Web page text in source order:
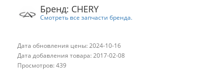
Бренд: CHERY
Смотреть все запчасти бренда.
Дата обновления цены: 2024-10-16
Дата добавления товара: 2017-02-08
Просмотров: 439